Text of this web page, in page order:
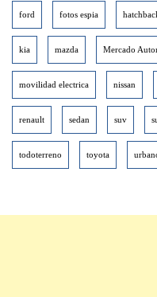
ford fotos espia
kia mazda Mercado
movilidad electrica nissan
renault sedan suv
todoterreno toyota